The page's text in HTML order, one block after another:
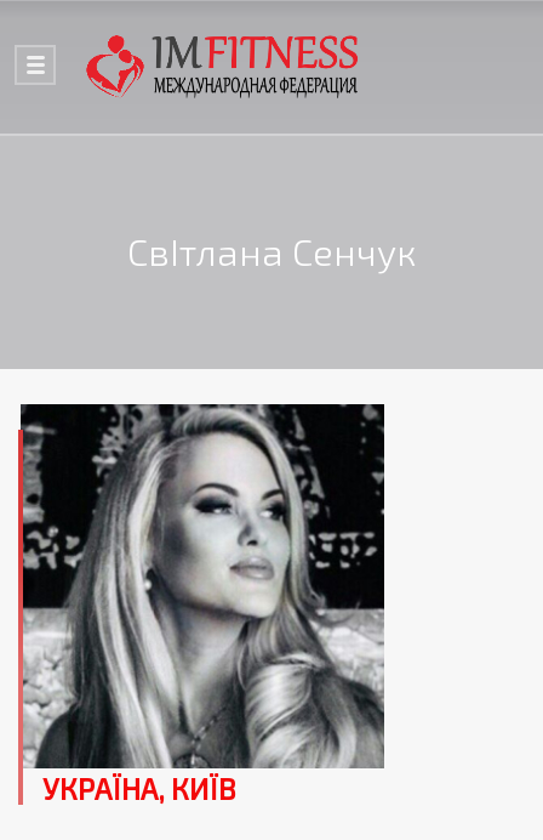
СвІтлана Сенчук
УКРАЇНА, КИЇВ